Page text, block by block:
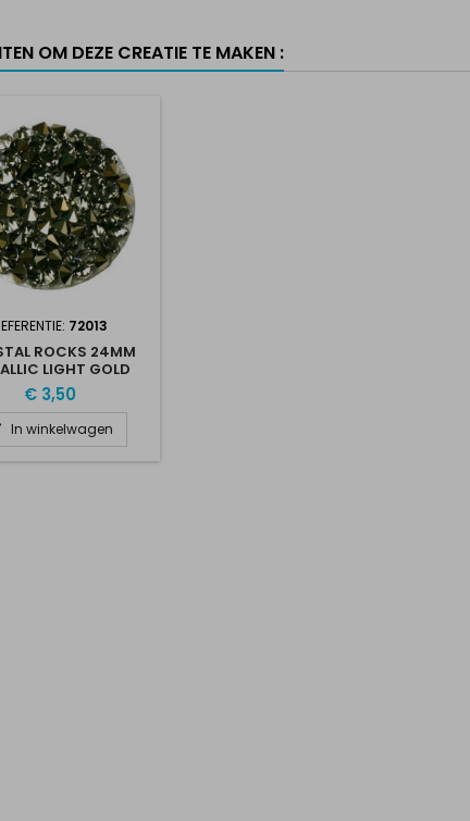
OM DEZE CREATIE TE MAKEN :
72013
ROCKS 24MM
LIGHT GOLD
€ 3,50
In winkelwagen